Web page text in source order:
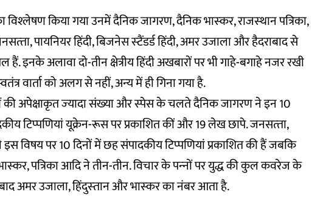
किया गया उनमें दैनिक जागरण, दैनिक भास्‍कर, राजस्‍थान पत्रिका,
पायनियर हिंदी, बिजनेस स्‍टैंडर्ड हिंदी, अमर उजाला और हैदराबाद से
हैं. इनके अलावा दो-तीन क्षेत्रीय हिंदी अखबारों पर भी गाहे-बगाहे नजर रखी
वार्ता को अलग से नहीं, अन्‍य में ही गिना गया है.
अपेक्षाकृत ज्‍यादा संख्‍या और स्‍पेस के चलते दैनिक जागरण ने इन 10
टिप्‍पणियां यूक्रेन-रूस पर प्रकाशित कीं और 19 लेख छापे. जनसत्‍ता,
विषय पर 10 दिनों में छह संपादकीय टिप्‍पणियां प्रकाशित की हैं जबकि
पत्रिका आदि ने तीन-तीन. विचार के पन्‍नों पर युद्ध की कुल कवरेज के
अमर उजाला, हिंदुस्‍तान और भास्‍कर का नंबर आता है.